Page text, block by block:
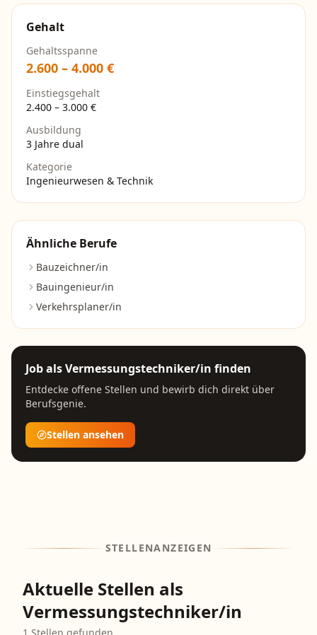
Gehalt
Gehaltsspanne
2.600 – 4.000 €
Einstiegsgehalt
2.400 – 3.000 €
Ausbildung
3 Jahre dual
Kategorie
Ingenieurwesen & Technik
Ähnliche Berufe
Bauzeichner/in
Bauingenieur/in
Verkehrsplaner/in
Job alsVermessungstechniker/in finden
Entdecke offene Stellen und bewirb dich direkt über
Berufsgenie.
Stellen ansehen
STELLENANZEIGEN
Aktuelle Stellen als
Vermessungstechniker/in